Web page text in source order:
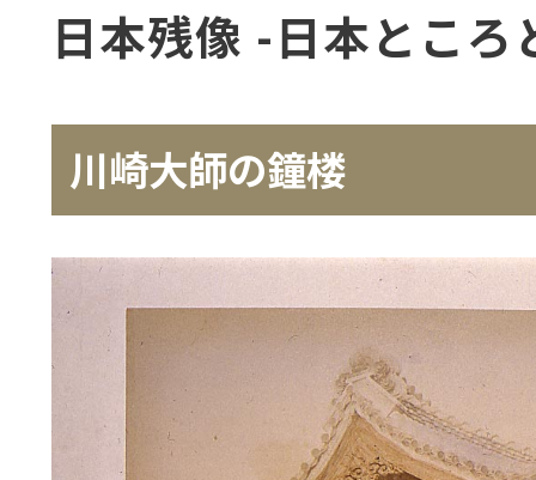
日本残像 -日本ところ
川崎大師の鐘楼